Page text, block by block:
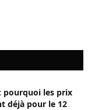
pourquoi les prix
déjà pour le 12